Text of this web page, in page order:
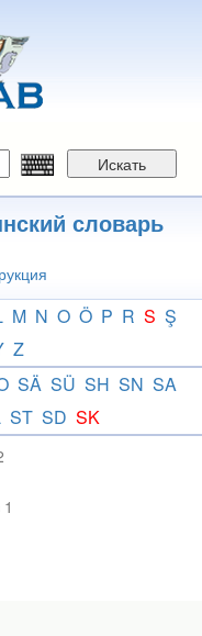
Искать
словарь
M N O Ö P R S Ş
Z
SÄ SÜ SH SN SA
ST SD SK